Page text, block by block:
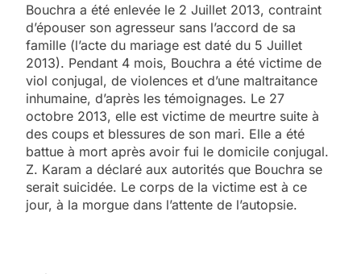
Bouchra a été enlevée le 2 Juillet 2013, contraint
d’épouser son agresseur sans l’accord de sa
famille (l’acte du mariage est daté du 5 Juillet
2013). Pendant 4 mois, Bouchra a été victime de
viol conjugal, de violences et d’une maltraitance
inhumaine, d’après les témoignages. Le 27
octobre 2013, elle est victime de meurtre suite à
des coups et blessures de son mari. Elle a été
battue à mort après avoir fui le domicile conjugal.
Z. Karam a déclaré aux autorités que Bouchra se
serait suicidée. Le corps de la victime est à ce
jour, à la morgue dans l’attente de l’autopsie.